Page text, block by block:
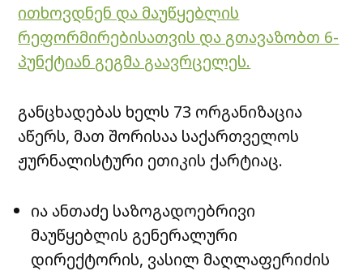
ითხოვდნენ და მაუწყებლის
რეფორმირებისათვის და გთავაზობთ 6-
პუნქტიან გეგმა გაავრცელეს.
განცხადებას ხელს 73 ორგანიზაცია
აწერს, მათ შორისაა საქართველოს
ჟურნალისტური ეთიკის ქარტიაც.
ია ანთაძე საზოგადოებრივი
მაუწყებლის გენერალური
დირექტორის, ვასილ მაღლაფერიძის